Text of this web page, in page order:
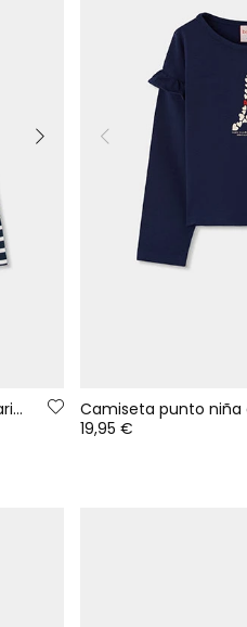
Camiseta punto canalé niña azul marino rayas
19,95 €